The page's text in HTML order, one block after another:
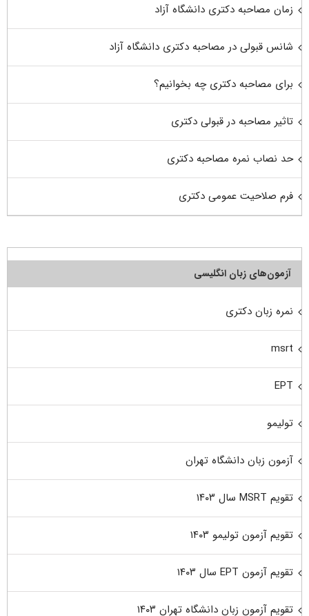
زمان مصاحبه دکتری دانشگاه آزاد
شانس قبولی در مصاحبه دکتری دانشگاه آزاد
برای مصاحبه دکتری چه بخوانیم؟
تاثیر مصاحبه در قبولی دکتری
حد نصاب نمره مصاحبه دکتری
فرم صلاحیت عمومی دکتری
آزمون‌های زبان انگلیسی
نمره زبان دکتری
msrt
EPT
تولیمو
آزمون زبان دانشگاه تهران
تقویم MSRT سال ۱۴۰۳
تقویم آزمون تولیمو ۱۴۰۳
تقویم آزمون EPT سال ۱۴۰۳
تقویم آزمون زبان دانشگاه تهران ۱۴۰۳